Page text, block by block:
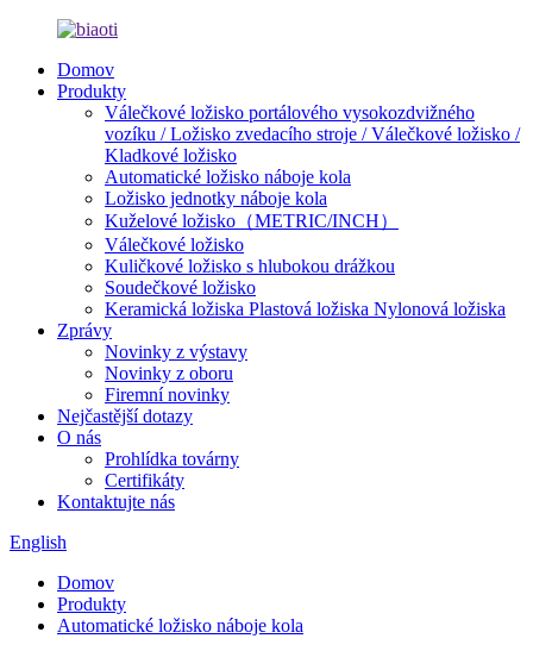
Domov
Produkty
Válečkové ložisko portálového vysokozdvižného
vozíku / Ložisko zvedacího stroje / Válečkové ložisko /
Kladkové ložisko
Automatické ložisko náboje kola
Ložisko jednotky náboje kola
Kuželové ložisko（METRIC/INCH）
Válečkové ložisko
Kuličkové ložisko s hlubokou drážkou
Soudečkové ložisko
Keramická ložiska Plastová ložiska Nylonová ložiska
Zprávy
Novinky z výstavy
Novinky z oboru
Firemní novinky
Nejčastější dotazy
O nás
Prohlídka továrny
Certifikáty
Kontaktujte nás
English
Domov
Produkty
Automatické ložisko náboje kola